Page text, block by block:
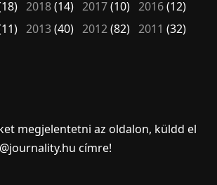
2018(14) 2017(10) 2016(12)
2013(40) 2012(82) 2011 (32)
megjelentetni az oldalon, küldd el
címre!